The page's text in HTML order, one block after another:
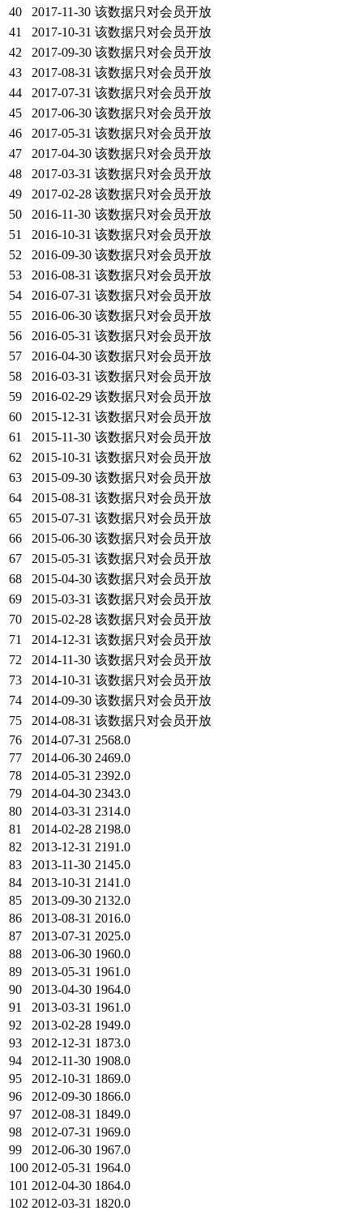
40
2017-11-30 该数据只对会员开放
41
2017-10-31 该数据只对会员开放
42
2017-09-30 该数据只对会员开放
43
2017-08-31 该数据只对会员开放
44
2017-07-31 该数据只对会员开放
45
2017-06-30 该数据只对会员开放
46
2017-05-31 该数据只对会员开放
47
2017-04-30 该数据只对会员开放
48
2017-03-31 该数据只对会员开放
49
2017-02-28 该数据只对会员开放
50
2016-11-30 该数据只对会员开放
51
2016-10-31 该数据只对会员开放
52
2016-09-30 该数据只对会员开放
53
2016-08-31 该数据只对会员开放
54
2016-07-31 该数据只对会员开放
55
2016-06-30 该数据只对会员开放
56
2016-05-31 该数据只对会员开放
57
2016-04-30 该数据只对会员开放
58
2016-03-31 该数据只对会员开放
59
2016-02-29 该数据只对会员开放
60
2015-12-31 该数据只对会员开放
61
2015-11-30 该数据只对会员开放
62
2015-10-31 该数据只对会员开放
63
2015-09-30 该数据只对会员开放
64
2015-08-31 该数据只对会员开放
65
2015-07-31 该数据只对会员开放
66
2015-06-30 该数据只对会员开放
67
2015-05-31 该数据只对会员开放
68
2015-04-30 该数据只对会员开放
69
2015-03-31 该数据只对会员开放
70
2015-02-28 该数据只对会员开放
71
2014-12-31 该数据只对会员开放
72
2014-11-30 该数据只对会员开放
73
2014-10-31 该数据只对会员开放
74
2014-09-30 该数据只对会员开放
75
2014-08-31 该数据只对会员开放
76
2014-07-31 2568.0
77
2014-06-30 2469.0
78
2014-05-31 2392.0
79
2014-04-30 2343.0
80
2014-03-31 2314.0
81
2014-02-28 2198.0
82
2013-12-31 2191.0
83
2013-11-30 2145.0
84
2013-10-31 2141.0
85
2013-09-30 2132.0
86
2013-08-31 2016.0
87
2013-07-31 2025.0
88
2013-06-30 1960.0
89
2013-05-31 1961.0
90
2013-04-30 1964.0
91
2013-03-31 1961.0
92
2013-02-28 1949.0
93
2012-12-31 1873.0
94
2012-11-30 1908.0
95
2012-10-31 1869.0
96
2012-09-30 1866.0
97
2012-08-31 1849.0
98
2012-07-31 1969.0
99
2012-06-30 1967.0
100 2012-05-31 1964.0
101 2012-04-30 1864.0
102 2012-03-31 1820.0